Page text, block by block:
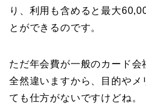
り、利用も含めると最大
とができるのです。
ただ年会費が一般のカード会
全然違いますから、目的やメ
ても仕方がないですけどね。